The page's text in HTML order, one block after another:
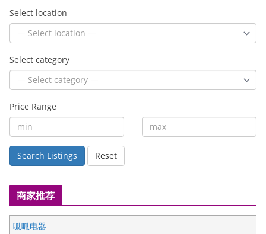
Select location
Select category
Price Range
Search Listings Reset
商家推荐
呱呱电器